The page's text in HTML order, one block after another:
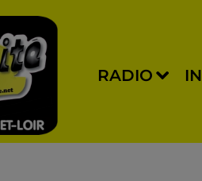
RADIO